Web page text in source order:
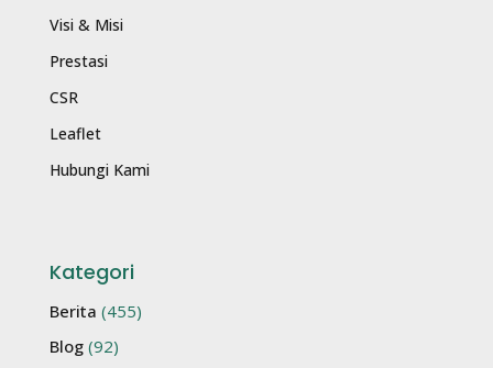
Visi & Misi
Prestasi
CSR
Leaflet
Hubungi Kami
Kategori
Berita (455)
Blog (92)